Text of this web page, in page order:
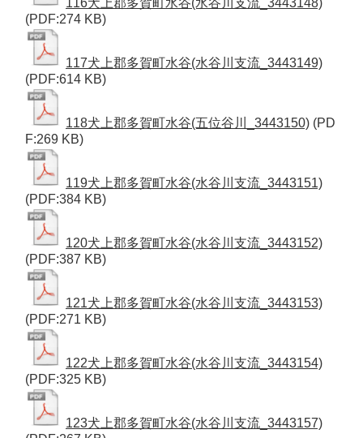
116犬上郡多賀町水谷(水谷川支流_3443148)
(PDF:274 KB)
117犬上郡多賀町水谷(水谷川支流_3443149)
(PDF:614 KB)
118犬上郡多賀町水谷(五位谷川_3443150) (PD
F:269 KB)
119犬上郡多賀町水谷(水谷川支流_3443151)
(PDF:384 KB)
120犬上郡多賀町水谷(水谷川支流_3443152)
(PDF:387 KB)
121犬上郡多賀町水谷(水谷川支流_3443153)
(PDF:271 KB)
122犬上郡多賀町水谷(水谷川支流_3443154)
(PDF:325 KB)
123犬上郡多賀町水谷(水谷川支流_3443157)